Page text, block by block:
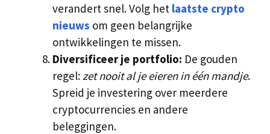
verandert snel. Volg het laatste crypto
nieuws om geen belangrijke
ontwikkelingen te missen.
Diversificeer je portfolio: De gouden
regel:zet nooit al je eieren in één mandje.
Spreid je investering over meerdere
cryptocurrencies en andere
beleggingen.